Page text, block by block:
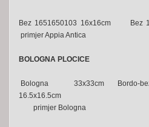
Bez 1651650103 16x16cm
primjer Appia Antica
BOLOGNA PLOCICE
Bologna 33x33cm Bordo-
16.5x16.5cm
primjer Bologna